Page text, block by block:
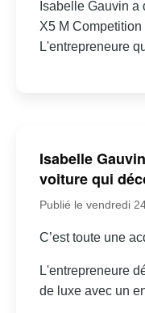
Isabelle Gauvin
X5 M
L'entrepreneure
Isabelle
voiture qui
Publié le vendredi
C’est toute une
L'entrepreneure
de luxe avec un